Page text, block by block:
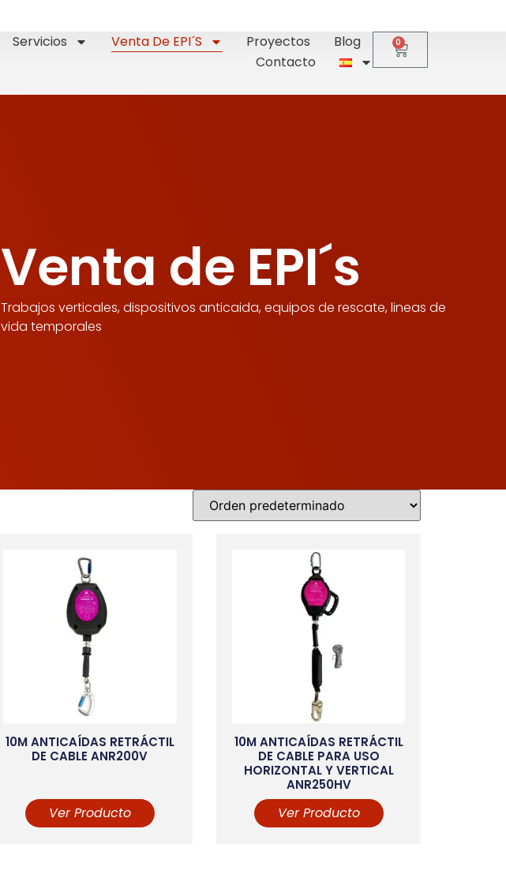
Servicios Venta De EPI´s Proyectos
Blog
Contacto
0
Venta de EPI´s
Trabajos verticales, dispositivos anticaida, equipos de rescate, lineas de
vida temporales
10M ANTICAÍDAS RETRÁCTIL
DE CABLE ANR200V
Ver Producto
10M ANTICAÍDAS RETRÁCTIL
DE CABLE PARA USO
HORIZONTAL Y VERTICAL
ANR250HV
Ver Producto